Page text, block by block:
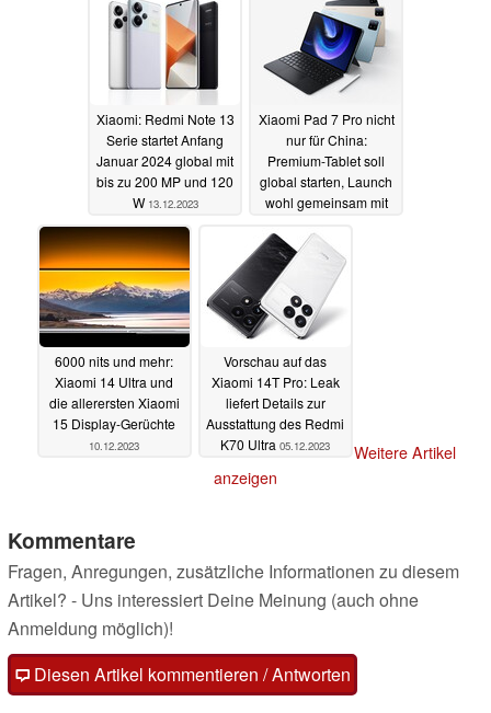
Xiaomi: Redmi Note 13
Serie startet Anfang
Januar 2024 global mit
bis zu 200 MP und 120
W 13.12.2023
Xiaomi Pad 7 Pro nicht
nur für China:
Premium-Tablet soll
global starten, Launch
wohl gemeinsam mit
11.12.2023
6000 nits und mehr:
Xiaomi 14 Ultra und
die allerersten Xiaomi
15 Display-Gerüchte
10.12.2023
Vorschau auf das
Xiaomi 14T Pro: Leak
liefert Details zur
Ausstattung des Redmi
K70 Ultra 05.12.2023
Weitere Artikel
anzeigen
Kommentare
Fragen, Anregungen, zusätzliche Informationen zu diesem
Artikel? - Uns interessiert Deine Meinung (auch ohne
Anmeldung möglich)!
Diesen Artikel kommentieren / Antworten